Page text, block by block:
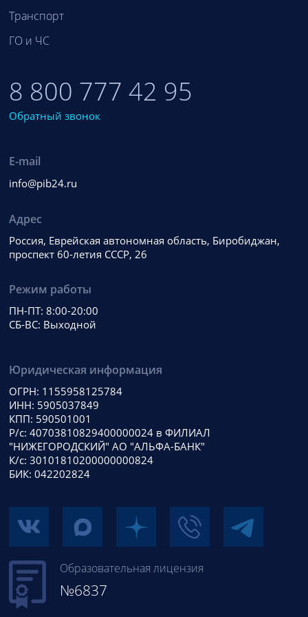
Транспорт
ГО и ЧС
8 800 777 42 95
Обратный звонок
E-mail
info@pib24.ru
Адрес
Россия, Еврейская автономная область, Биробиджан,
проспект 60-летия СССР, 26
Режим работы
ПН-ПТ: 8:00-20:00
СБ-ВС: Выходной
Юридическая информация
ОГРН: 1155958125784
ИНН: 5905037849
КПП: 590501001
Р/с: 40703810829400000024 в ФИЛИАЛ
"НИЖЕГОРОДСКИЙ" АО "АЛЬФА-БАНК"
К/с: 30101810200000000824
БИК: 042202824
Образовательная лицензия
№6837